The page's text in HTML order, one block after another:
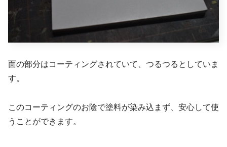
面の部分はコーティングされていて、つるつるとしていま
す。
このコーティングのお陰で塗料が染み込まず、安心して使
うことができます。